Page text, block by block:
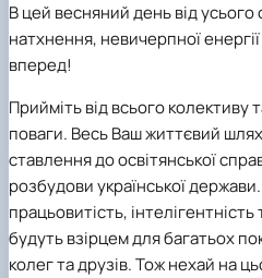
В цей весняний день від
натхнення, невичерпної
вперед!
Прийміть від всього колективу
поваги. Весь Ваш життєвий
ставлення до освітянської
розбудови української
працьовитість,
будуть взірцем для багатьох
колег та друзів. Тож нехай на